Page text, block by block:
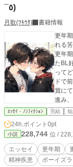
¯٥)
月歌(ﾂｷｳﾀ)
書籍情報
更年
れる
更年期障
たBL
ってどんな
ドで
賞にて奨励賞
進み
た。
ｴｯｾｲ・ﾉﾝﾌｨｸｼｮﾝ 完結
24h.ポイント 0pt
小説 228,744 位 /
エッセイ 更年期
精神疾患
ボーイズ